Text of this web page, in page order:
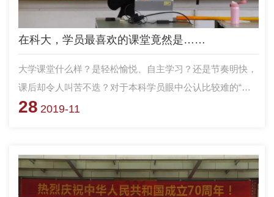
在科大，学员最喜欢的课堂竟然是……
大学课堂什么样？是轻松愉悦、自主学习？还是节奏明快，
课后却令人叫苦不迭？对于本科学员眼中公认比较难的“高
数”、“模电”等课程，老师们可谓下足了功力，奇招百出，且
28 2019-11